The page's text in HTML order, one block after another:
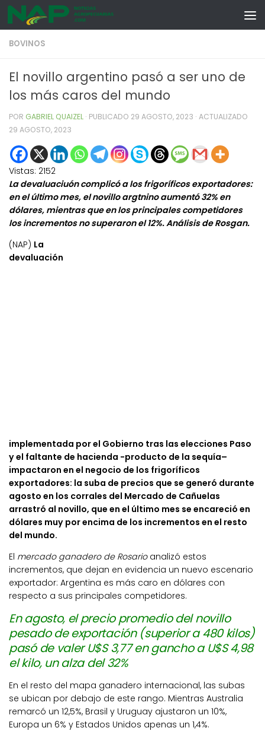
Skip to content
BOVINOS
El novillo argentino pasó a ser uno de
los más caros del mundo
POR GABRIEL QUAIZEL · PUBLICADO 29 AGOSTO, 2023 · ACTUALIZADO
29 AGOSTO, 2023
Vistas: 2152
La devaluaciuón complicó a los frigoríficos exportadores:
en el último mes, el novillo argtnino aumentó 32% en
dólares, mientras que en los principales competidores
los incrementos no superaron el 12%. Análisis de Rosgan.
(NAP) La
devaluación
implementada por el Gobierno tras las elecciones Paso
y el faltante de hacienda -producto de la sequía–
impactaron en el negocio de los frigoríficos
exportadores: la suba de precios que se generó durante
agosto en los corrales del Mercado de Cañuelas
arrastró al novillo, que en el último mes se encareció en
dólares muy por encima de los incrementos en el resto
del mundo.
El mercado ganadero de Rosarioanalizó estos
incrementos, que dejan en evidencia un nuevo escenario
exportador: Argentina es más caro en dólares con
respecto a sus principales competidores.
En agosto, el precio promedio del novillo
pesado de exportación (superior a 480 kilos)
pasó de valer U$S 3,77 en gancho a U$S 4,98
el kilo, un alza del 32%
En el resto del mapa ganadero internacional, las subas
se ubican por debajo de este rango. Mientras Australia
remarcó un 12,5%, Brasil y Uruguay ajustaron un 10%,
Europa un 6% y Estados Unidos apenas un 1,4%.